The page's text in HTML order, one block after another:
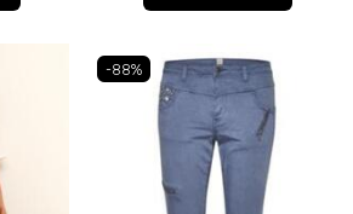
-88%